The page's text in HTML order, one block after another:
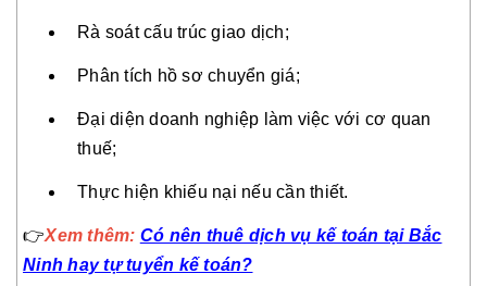
Rà soát cấu trúc giao dịch;
Phân tích hồ sơ chuyển giá;
Đại diện doanh nghiệp làm việc với cơ quan
thuế;
Thực hiện khiếu nại nếu cần thiết.
👉Xem thêm: Có nên thuê dịch vụ kế toán tại Bắc
Ninh hay tự tuyển kế toán?